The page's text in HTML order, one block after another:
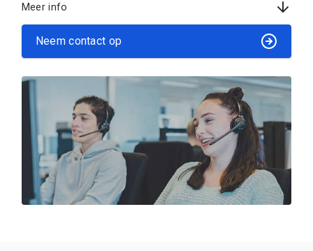
Meer info
Neem contact op